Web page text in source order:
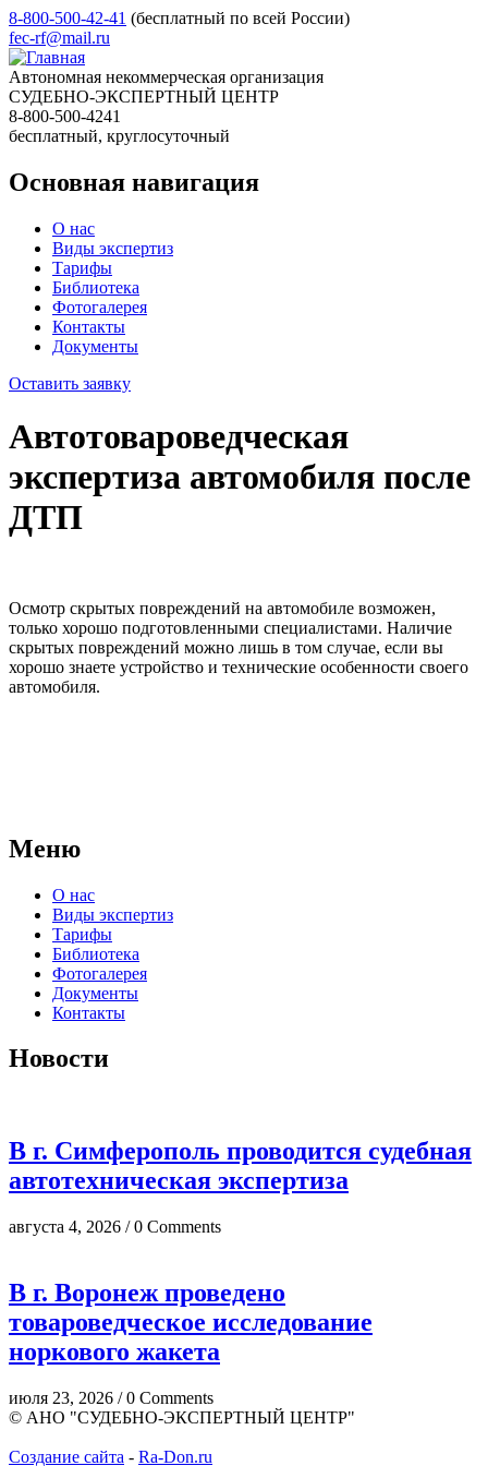
8-800-500-42-41 (бесплатный по всей России)
fec-rf@mail.ru
Автономная некоммерческая организация
СУДЕБНО-ЭКСПЕРТНЫЙ ЦЕНТР
8-800-500-4241
бесплатный, круглосуточный
Основная навигация
О нас
Виды экспертиз
Тарифы
Библиотека
Фотогалерея
Контакты
Документы
Оставить заявку
Автотовароведческая
экспертиза автомобиля после
ДТП
Осмотр скрытых повреждений на автомобиле возможен,
только хорошо подготовленными специалистами. Наличие
скрытых повреждений можно лишь в том случае, если вы
хорошо знаете устройство и технические особенности своего
автомобиля.
Меню
О нас
Виды экспертиз
Тарифы
Библиотека
Фотогалерея
Документы
Контакты
Новости
В г. Симферополь проводится судебная
автотехническая экспертиза
августа 4, 2026 / 0 Comments
В г. Воронеж проведено
товароведческое исследование
норкового жакета
июля 23, 2026 / 0 Comments
© АНО "СУДЕБНО-ЭКСПЕРТНЫЙ ЦЕНТР"
Создание сайта - Ra-Don.ru